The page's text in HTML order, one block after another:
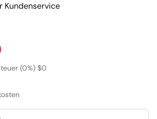
Leistung, verbesserte
und extrem niedrige Verzerrungen,
Highendverstärkern. Dank
er umfangreiche
um den Klang optimal an jeden
Kundenservice
(0%) $0